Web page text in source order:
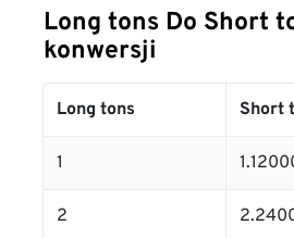
Long tons Do Short
konwersji
Long tons Short
1
2